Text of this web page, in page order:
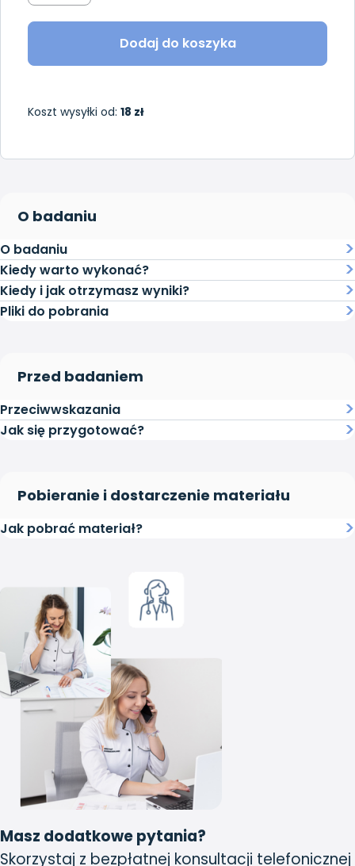
Dodaj do koszyka
Koszt wysyłki od: 18 zł
O badaniu
O badaniu
Kiedy warto wykonać?
Kiedy i jak otrzymasz wyniki?
Pliki do pobrania
Przed badaniem
Przeciwwskazania
Jak się przygotować?
Pobieranie i dostarczenie materiału
Jak pobrać materiał?
Masz dodatkowe pytania?
Skorzystaj z bezpłatnej konsultacji telefonicznej